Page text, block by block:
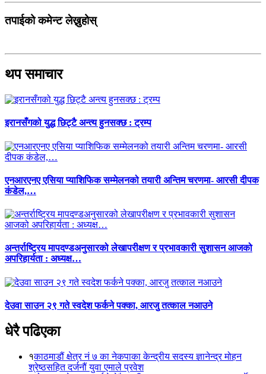
तपाईको कमेन्ट लेख्नुहोस्
थप समाचार
इरानसँगको युद्ध छिट्टै अन्त्य हुनसक्छ : ट्रम्प
एनआरएनए एसिया प्याशिफिक सम्मेलनको तयारी अन्तिम चरणमा- आरसी दीपक
कंडेल,…
अन्तर्राष्ट्रिय मापदण्डअनुसारको लेखापरीक्षण र प्रभावकारी सुशासन आजको
अपरिहार्यता : अध्यक्ष…
देउवा साउन २९ गते स्वदेश फर्कने पक्का, आरजु तत्काल नआउने
धेरै पढिएका
१काठमाडौं क्षेत्र नं ७ का नेकपाका केन्द्रीय सदस्य ज्ञानेन्द्र मोहन
श्रेष्ठसहित दर्जनौं युवा एमाले प्रवेश